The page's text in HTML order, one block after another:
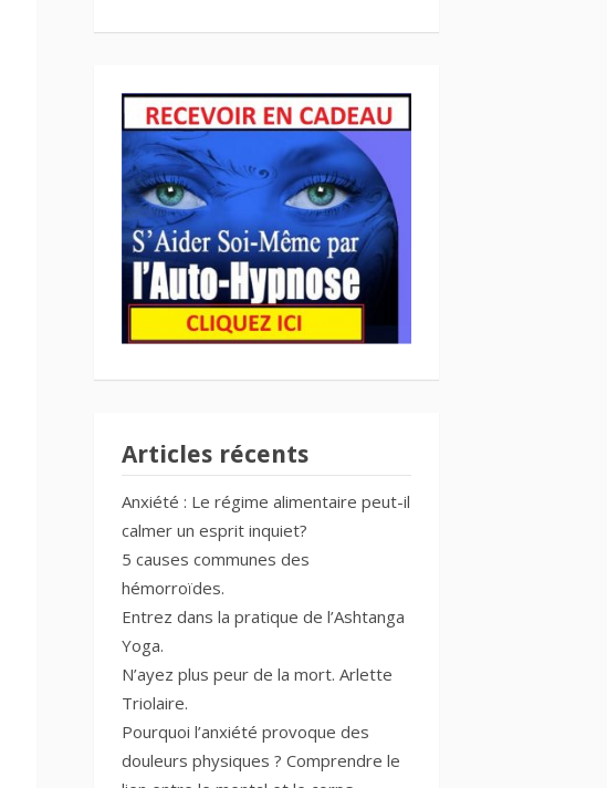
Articles récents
Anxiété : Le régime alimentaire peut-il
calmer un esprit inquiet?
5 causes communes des
hémorroïdes.
Entrez dans la pratique de l’Ashtanga
Yoga.
N’ayez plus peur de la mort. Arlette
Triolaire.
Pourquoi l’anxiété provoque des
douleurs physiques ? Comprendre le